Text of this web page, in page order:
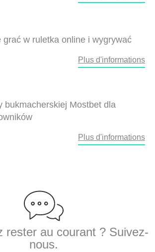
grać w ruletka online i wygrywać
Plus d'informations
bukmacherskiej Mostbet dla
Plus d'informations
rester au courant ? Suivez-
nous.